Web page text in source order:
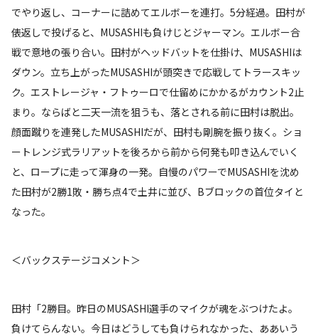
でやり返し、コーナーに詰めてエルボーを連打。5分経過。田村が
俵返しで投げると、MUSASHIも負けじとジャーマン。エルボー合
戦で意地の張り合い。田村がヘッドバットを仕掛け、MUSASHIは
ダウン。立ち上がったMUSASHIが頭突きで応戦してトラースキッ
ク。エストレージャ・フトゥーロで仕留めにかかるがカウント2止
まり。ならばと二天一流を狙うも、落とされる前に田村は脱出。
顔面蹴りを連発したMUSASHIだが、田村も剛腕を振り抜く。ショ
ートレンジ式ラリアットを後ろから前から何発も叩き込んでいく
と、ロープに走って渾身の一発。自慢のパワーでMUSASHIを沈め
た田村が2勝1敗・勝ち点4で土井に並び、Bブロックの首位タイと
なった。
＜バックステージコメント＞
田村「2勝目。昨日のMUSASHI選手のマイクが魂をぶつけたよ。
負けてらんない。今日はどうしても負けられなかった、ああいう